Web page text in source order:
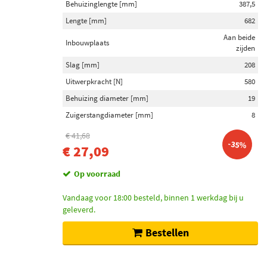
Behuizinglengte [mm]
387,5
Lengte [mm]
682
Inbouwplaats
Aan beide
zijden
Slag [mm]
208
Uitwerpkracht [N]
580
Behuizing diameter [mm]
19
Zuigerstangdiameter [mm]
8
€ 41,68
€ 27,09 -35%
Op voorraad
Vandaag voor 18:00 besteld, binnen 1 werkdag bij u
geleverd.
Bestellen